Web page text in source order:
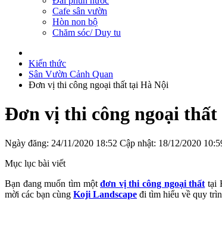
Cafe sân vườn
Hòn non bộ
Chăm sóc/ Duy tu
Kiến thức
Sân Vườn Cảnh Quan
Đơn vị thi công ngoại thất tại Hà Nội
Đơn vị thi công ngoại
Ngày đăng: 24/11/2020 18:52 Cập nhật: 18/12/2020
Mục lục bài viết
Bạn đang muốn tìm mộtđơn vị thi công ngoại thất tại
mời các bạn cùng Koji Landscape đi tìm hiểu về quy